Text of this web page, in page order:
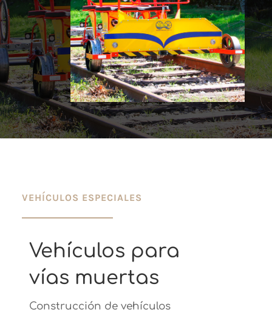
VEHÍCULOS ESPECIALES
Vehículos para
vías muertas
Construcción de vehículos